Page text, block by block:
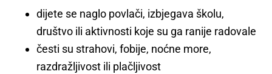
dijete se naglo povlači, izbjegava školu,
društvo ili aktivnosti koje su ga ranije radovale
česti su strahovi, fobije, noćne more,
razdražljivost ili plačljivost